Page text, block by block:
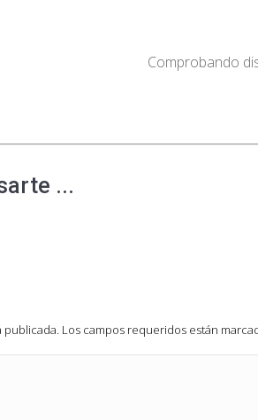
Comprobando
...
Los campos requeridos están